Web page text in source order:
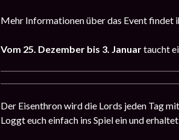
Mehr Informationen über das Event findet
Vom 25. Dezember bis 3. Januartaucht
Der Eisenthron wird die Lords jeden Tag
Loggt euch einfach ins Spiel ein und